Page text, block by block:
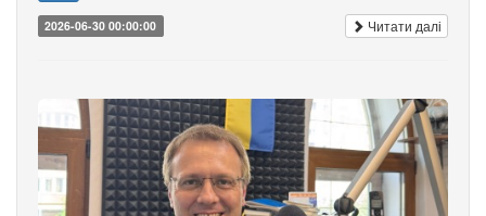
2026-06-30 00:00:00 Читати далі